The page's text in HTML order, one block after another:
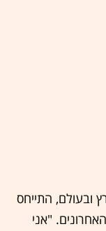
ובעולם, התייחס
"אני